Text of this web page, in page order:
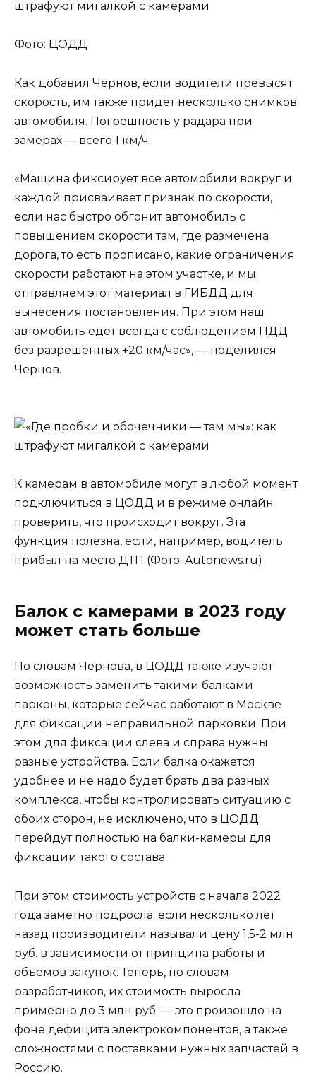
Фото: ЦОДД
Как добавил Чернов, если водители превысят
скорость, им также придет несколько снимков
автомобиля. Погрешность у радара при
замерах — всего 1 км/ч.
«Машина фиксирует все автомобили вокруг и
каждой присваивает признак по скорости,
если нас быстро обгонит автомобиль с
повышением скорости там, где размечена
дорога, то есть прописано, какие ограничения
скорости работают на этом участке, и мы
отправляем этот материал в ГИБДД для
вынесения постановления. При этом наш
автомобиль едет всегда с соблюдением ПДД
без разрешенных +20 км/час», — поделился
Чернов.
К камерам в автомобиле могут в любой момент
подключиться в ЦОДД и в режиме онлайн
проверить, что происходит вокруг. Эта
функция полезна, если, например, водитель
прибыл на место ДТП (Фото: Autonews.ru)
Балок с камерами в 2023 году
может стать больше
По словам Чернова, в ЦОДД также изучают
возможность заменить такими балками
парконы, которые сейчас работают в Москве
для фиксации неправильной парковки. При
этом для фиксации слева и справа нужны
разные устройства. Если балка окажется
удобнее и не надо будет брать два разных
комплекса, чтобы контролировать ситуацию с
обоих сторон, не исключено, что в ЦОДД
перейдут полностью на балки-камеры для
фиксации такого состава.
При этом стоимость устройств с начала 2022
года заметно подросла: если несколько лет
назад производители называли цену 1,5-2 млн
руб. в зависимости от принципа работы и
объемов закупок. Теперь, по словам
разработчиков, их стоимость выросла
примерно до 3 млн руб. — это произошло на
фоне дефицита электрокомпонентов, а также
сложностями с поставками нужных запчастей в
Россию.